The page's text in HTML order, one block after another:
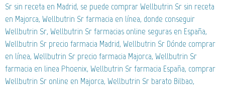
Sr sin receta en Madrid, se puede comprar Wellbutrin Sr sin receta
en Majorca, Wellbutrin Sr farmacia en línea, donde conseguir
Wellbutrin Sr, Wellbutrin Sr farmacias online seguras en España,
Wellbutrin Sr precio farmacia Madrid, Wellbutrin Sr Dónde comprar
en línea, Wellbutrin Sr precio farmacia Majorca, Wellbutrin Sr
farmacia en linea Phoenix, Wellbutrin Sr farmacia España, comprar
Wellbutrin Sr online en Majorca, Wellbutrin Sr barato Bilbao,